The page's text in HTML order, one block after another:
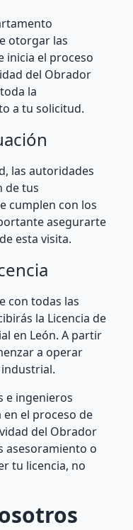
otorgar las
inicia el proceso
del Obrador
la
a tu solicitud.
las autoridades
de tus
cumplen con los
asegurarte
esta visita.
con todas las
la Licencia de
en León. A partir
a operar
e ingenieros
el proceso de
del Obrador
asesoramiento o
tu licencia, no